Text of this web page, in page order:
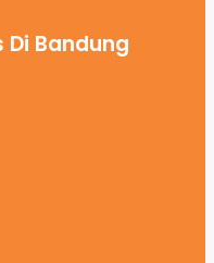
Di Bandung